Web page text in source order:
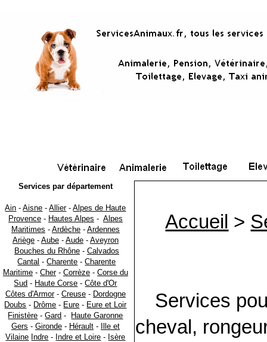
Services par département
Ain -Aisne -Allier-Alpes de Haute
Provence - Hautes Alpes - Alpes
Maritimes - Ardèche - Ardennes
Ariège - Aube - Aude - Aveyron
Bouches du Rhône - Calvados
Cantal -Charente -Charente
Maritime - Cher- Corrèze - Corse du
Sud - Haute Corse -Côte d'Or
Côtes d'Armor- Creuse - Dordogne
Doubs - Drôme - Eure - Eure et Loir
Finistère -Gard - Haute Garonne
Gers - Gironde - Hérault -
Ille et
Vilaine Indre - Indre et Loire - Isère
Accueil >
Services
cheval,